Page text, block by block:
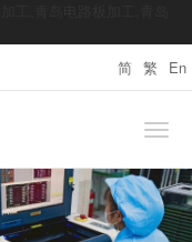
简 繁 En